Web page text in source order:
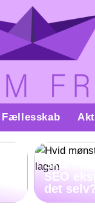
Fællesskab
Skal
SEO
det